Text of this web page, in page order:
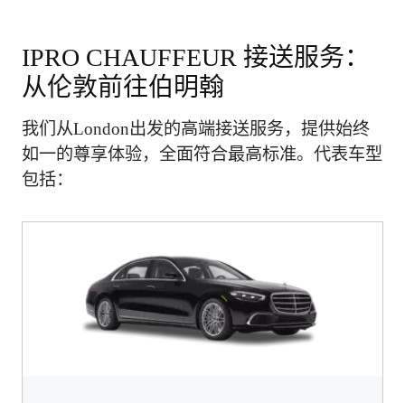
IPRO CHAUFFEUR 接送服务：
从伦敦前往伯明翰
我们从London出发的高端接送服务，提供始终
如一的尊享体验，全面符合最高标准。代表车型
包括：